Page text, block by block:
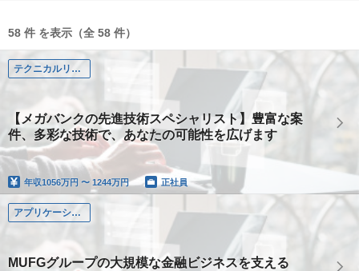
58 件 を表示（全 58 件）
テクニカルリード
【メガバンクの先進技術スペシャリスト】豊富な案
件、多彩な技術で、あなたの可能性を広げます
年収1056万円 〜 1244万円 正社員
アプリケーション系
MUFGグループの大規模な金融ビジネスを支える